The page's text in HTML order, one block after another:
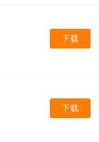
下载
下载